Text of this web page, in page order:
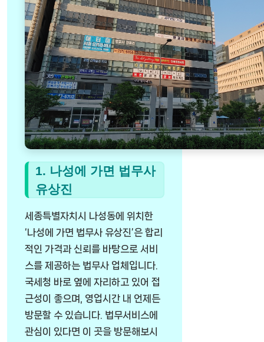
1. 나성에 가면 법무사
유상진
세종특별자치시 나성동에 위치한
‘나성에 가면 법무사 유상진’은 합리
적인 가격과 신뢰를 바탕으로 서비
스를 제공하는 법무사 업체입니다.
국세청 바로 옆에 자리하고 있어 접
근성이 좋으며, 영업시간 내 언제든
방문할 수 있습니다. 법무서비스에
관심이 있다면 이 곳을 방문해보시